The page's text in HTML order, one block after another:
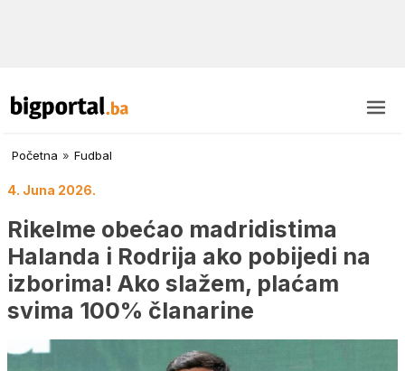
Početna » Fudbal
4. Juna 2026.
Rikelme obećao madridistima
Halanda i Rodrija ako pobijedi na
izborima! Ako slažem, plaćam
svima 100% članarine